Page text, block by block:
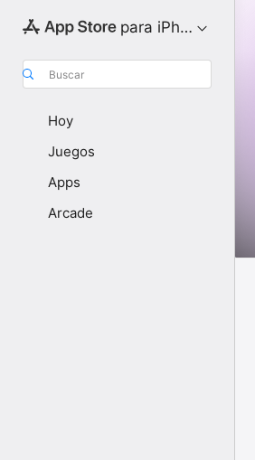
para iPhone
Buscar
Hoy
Juegos
Apps
Arcade